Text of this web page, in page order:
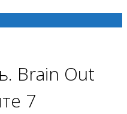
Brain Out
7